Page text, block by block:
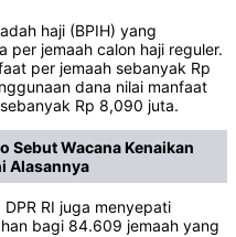
haji (BPIH) yang
jemaah calon haji reguler.
per jemaah sebanyak Rp
dana nilai manfaat
Rp 8,090 juta.
Sebut Wacana Kenaikan
Alasannya
DPR RI juga menyepati
bagi 84.609 jemaah yang